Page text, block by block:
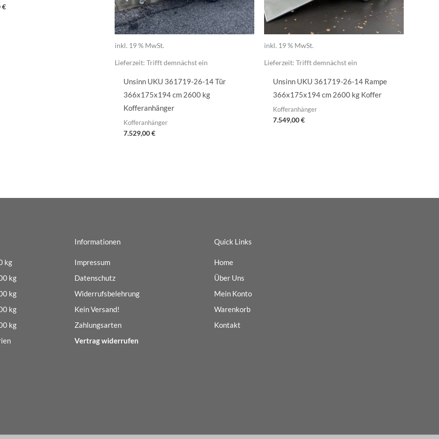
€
inkl. 19 % MwSt.
Lieferzeit: Trifft demnächst ein
Unsinn UKU 361719-26-14 Tür
366x175x194 cm 2600 kg
Kofferanhänger
Kofferanhänger
7.529,00€
inkl. 19 % MwSt.
Lieferzeit: Trifft demnächst ein
Unsinn UKU 361719-26-14 Rampe
366x175x194 cm 2600 kg Koffer
Kofferanhänger
7.549,00€
kg
kg
kg
kg
kg
Informationen
Impressum
Datenschutz
Widerrufsbelehrung
Kein Versand!
Zahlungsarten
Vertrag widerrufen
Quick Links
Home
Über Uns
Mein Konto
Warenkorb
Kontakt